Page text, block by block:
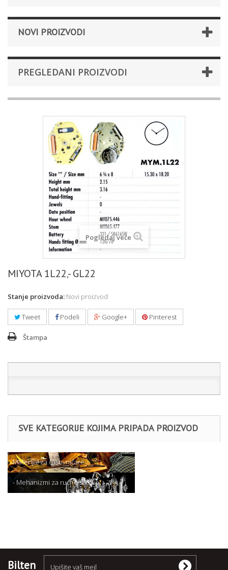
NOVI PROIZVODI
PREGLEDANI PROIZVODI
Pogledaj veće
MIYOTA 1L22‚- GL22
Stanje proizvoda: Novi proizvod
Tweet Podeli Google+ Pinterest
Štampa
SVE KATEGORIJE KOJIMA PRIPADA PROIZVOD
Materijal za časovničare
- Mehanizmi za ručne satove
Bilten